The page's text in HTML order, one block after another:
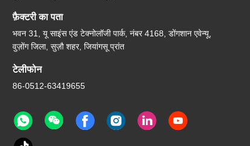
फ़ैक्टरी का पता
भवन 31, यू साइंस एंड टेक्नोलॉजी पार्क, नंबर 4168, डोंगशान एवेन्यू,
वुज़ोंग जिला, सुज़ौ शहर, जियांगसू प्रांत
टेलीफोन
86-0512-63419655